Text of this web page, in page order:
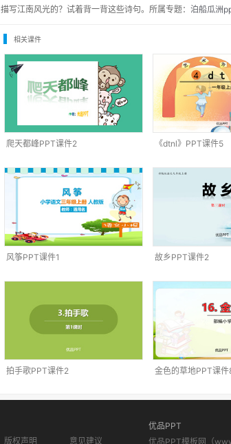
描写江南风光的？试着背一背这些诗句。所属专题： 泊船瓜洲
相关课件
爬天都峰PPT课件2 《dtnl》PPT课件5
风筝PPT课件1 故乡PPT课件2
拍手歌PPT课件2 金色的草地PPT课件
版权声明 意见建议
优品PPT
优品PPT模板网（